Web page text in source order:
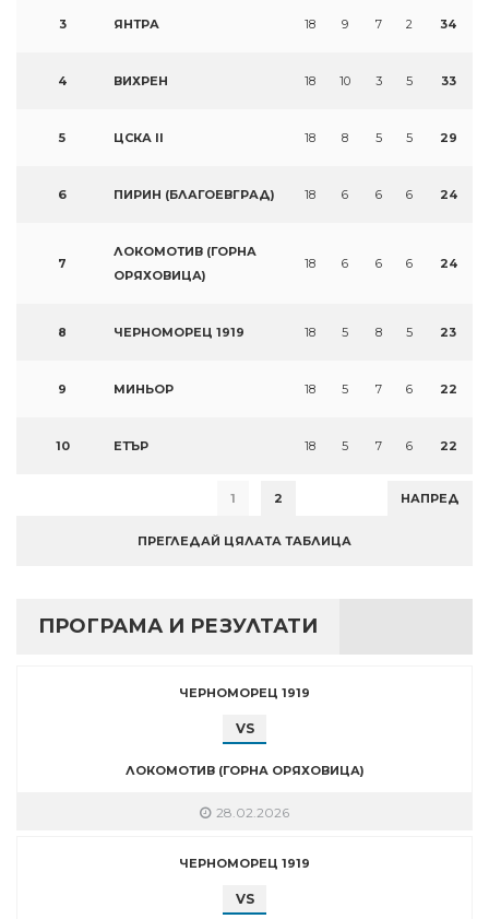
3 ЯНТРА 18 9 7 2 34
4 ВИХРЕН 18 10 3 5 33
5 ЦСКА II 18 8 5 5 29
6 ПИРИН (БЛАГОЕВГРАД) 18 6 6 6 24
7
ЛОКОМОТИВ (ГОРНА
ОРЯХОВИЦА)
18 6 6 6 24
8 ЧЕРНОМОРЕЦ 1919 18 5 8 5 23
9 МИНЬОР 18 5 7 6 22
10 ЕТЪР 18 5 7 6 22
1 2 НАПРЕД
ПРЕГЛЕДАЙ ЦЯЛАТА ТАБЛИЦА
ПРОГРАМА И РЕЗУЛТАТИ
ЧЕРНОМОРЕЦ 1919
VS
ЛОКОМОТИВ (ГОРНА ОРЯХОВИЦА)
28.02.2026
ЧЕРНОМОРЕЦ 1919
VS